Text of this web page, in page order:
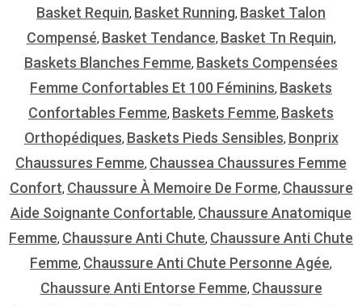
Basket Requin, Basket Running, Basket Talon
Compensé, Basket Tendance, Basket Tn Requin,
Baskets Blanches Femme, Baskets Compensées
Femme Confortables Et 100 Féminins, Baskets
Confortables Femme, Baskets Femme, Baskets
Orthopédiques, Baskets Pieds Sensibles, Bonprix
Chaussures Femme, Chaussea Chaussures Femme
Confort, Chaussure À Memoire De Forme, Chaussure
Aide Soignante Confortable, Chaussure Anatomique
Femme, Chaussure Anti Chute, Chaussure Anti Chute
Femme, Chaussure Anti Chute Personne Agée,
Chaussure Anti Entorse Femme, Chaussure